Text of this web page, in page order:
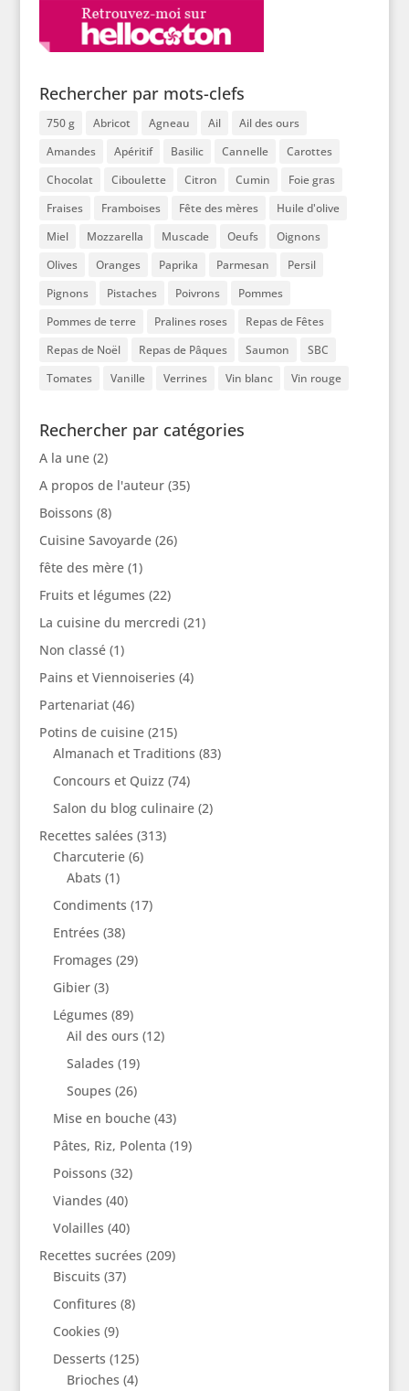
Rechercher par mots-clefs
750 g Abricot Agneau Ail
Ail des ours
Amandes
Apéritif Basilic Cannelle
Carottes
Chocolat
Ciboulette Citron Cumin
Foie gras
Fraises
Framboises Fête des mères
Huile d'olive
Miel
Mozzarella Muscade Oeufs
Oignons
Olives
Oranges Paprika Parmesan
Persil
Pignons
Pistaches Poivrons
Pommes
Pommes de terre
Pralines roses
Repas de Fêtes
Repas de Noël
Repas de Pâques Saumon
SBC
Tomates
Vanille Verrines Vin blanc Vin rouge
Rechercher par catégories
A la une(2)
A propos de l'auteur(35)
Boissons (8)
Cuisine Savoyarde(26)
fête des mère(1)
Fruits et légumes (22)
La cuisine du mercredi (21)
Non classé(1)
Pains et Viennoiseries (4)
Partenariat(46)
Potins de cuisine(215)
Almanach et Traditions (83)
Concours et Quizz (74)
Salon du blog culinaire(2)
Recettes salées (313)
Charcuterie(6)
Abats (1)
Condiments (17)
Entrées (38)
Fromages (29)
Gibier(3)
Légumes (89)
Ail des ours (12)
Salades (19)
Soupes (26)
Mise en bouche(43)
Pâtes, Riz, Polenta (19)
Poissons (32)
Viandes (40)
Volailles (40)
Recettes sucrées (209)
Biscuits (37)
Confitures (8)
Cookies (9)
Desserts (125)
Brioches (4)